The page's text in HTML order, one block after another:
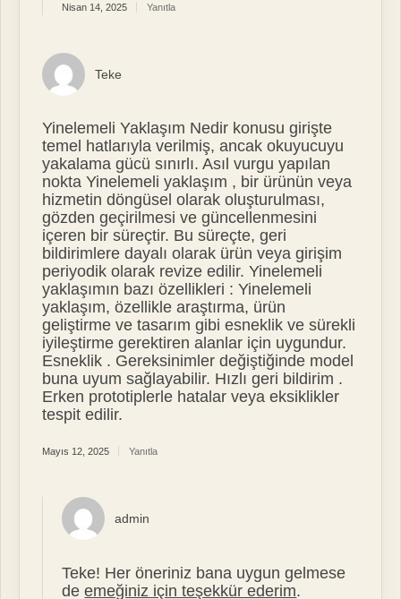
Nisan 14, 2025 Yanıtla
Teke
Yinelemeli Yaklaşım Nedir konusu girişte
temel hatlarıyla verilmiş, ancak okuyucuyu
yakalama gücü sınırlı. Asıl vurgu yapılan
nokta Yinelemeli yaklaşım , bir ürünün veya
hizmetin döngüsel olarak oluşturulması,
gözden geçirilmesi ve güncellenmesini
içeren bir süreçtir. Bu süreçte, geri
bildirimlere dayalı olarak ürün veya girişim
periyodik olarak revize edilir. Yinelemeli
yaklaşımın bazı özellikleri : Yinelemeli
yaklaşım, özellikle araştırma, ürün
geliştirme ve tasarım gibi esneklik ve sürekli
iyileştirme gerektiren alanlar için uygundur.
Esneklik . Gereksinimler değiştiğinde model
buna uyum sağlayabilir. Hızlı geri bildirim .
Erken prototiplerle hatalar veya eksiklikler
tespit edilir.
Mayıs 12, 2025 Yanıtla
admin
Teke! Her öneriniz bana uygun gelmese
deemeğiniz için teşekkür ederim.